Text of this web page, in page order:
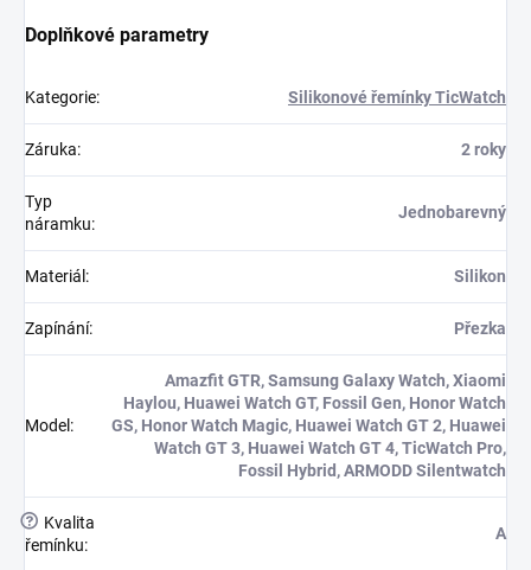
Doplňkové parametry
Kategorie: Silikonové řemínky TicWatch
Záruka: 2 roky
Typ
náramku:
Jednobarevný
Materiál : Silikon
Zapínání: Přezka
Model :
Amazfit GTR, Samsung Galaxy Watch, Xiaomi
Haylou, Huawei Watch GT, Fossil Gen, Honor Watch
GS, Honor Watch Magic, Huawei Watch GT 2, Huawei
Watch GT 3, Huawei Watch GT 4, TicWatch Pro,
Fossil Hybrid, ARMODD Silentwatch
?
Kvalita
řemínku:
A